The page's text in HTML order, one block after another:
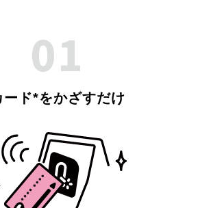
01
ード*をかざすだけ